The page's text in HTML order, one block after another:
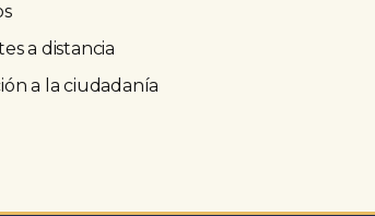
a distancia
a la ciudadanía